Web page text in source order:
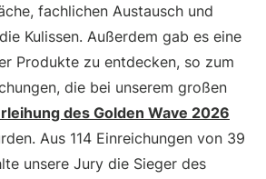
fachlichen Austausch und
Kulissen. Außerdem gab es eine
Produkte zu entdecken, so zum
die bei unserem großen
des Golden Wave 2026
Aus 114 Einreichungen von 39
unsere Jury die Sieger des